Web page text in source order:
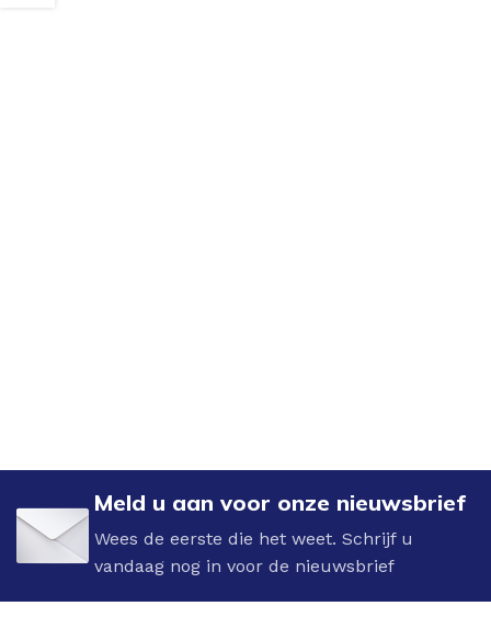
Meld u aan voor onze nieuwsbrief
Wees de eerste die het weet. Schrijf u
vandaag nog in voor de nieuwsbrief